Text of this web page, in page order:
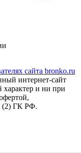
сайта bronko.ru
интернет-сайт
и ни при
(2) ГК РФ.